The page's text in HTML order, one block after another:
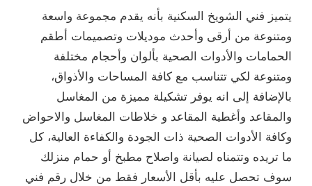
يتميز فني الشويخ السكنية بأنه يقدم مجموعة واسعة
ومتنوعة من أرقى وأحدث موديلات وتصميمات أطقم
الحمامات والأدوات الصحية بألوان وأحجام مختلفة
ومتنوعة لكي تتناسب مع كافة المساحات والأذواق،
بالإضافة إلى انه يوفر تشكيلة مميزة من المغاسل
والمقاعد وأغطية المقاعد و خلاطات المغاسل والاحواض
وكافة الأدوات الصحية ذات الجودة والكفاءة العالية، كل
ما تريده وتتمناه لصيانة واصلاح مطبخ أو حمام منزلك
سوف تحصل عليه بأقل الأسعار فقط من خلال رقم فني